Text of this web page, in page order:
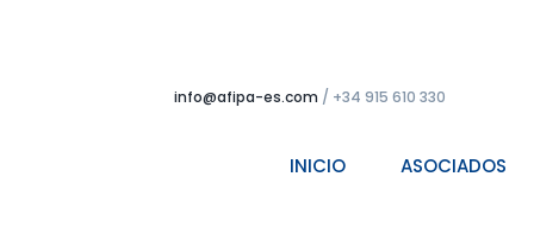
info@afipa-es.com / +34 915 610 330
INICIO ASOCIADOS